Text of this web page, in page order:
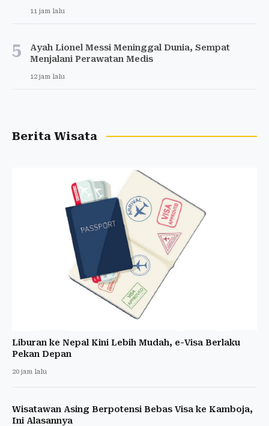
11 jam lalu
5
Ayah Lionel Messi Meninggal Dunia, Sempat
Menjalani Perawatan Medis
12 jam lalu
Berita Wisata
Liburan ke Nepal Kini Lebih Mudah, e-Visa Berlaku
Pekan Depan
20 jam lalu
Wisatawan Asing Berpotensi Bebas Visa ke Kamboja,
Ini Alasannya